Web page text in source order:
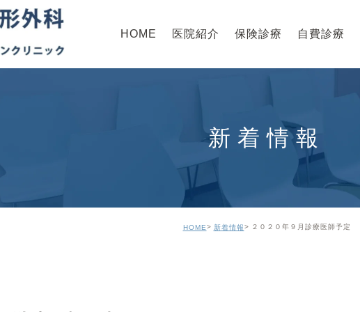
HOME 医院紹介 保険診療 自費診療
新着情報
HOME 新着情報 ２０２０年９月診療医師予定